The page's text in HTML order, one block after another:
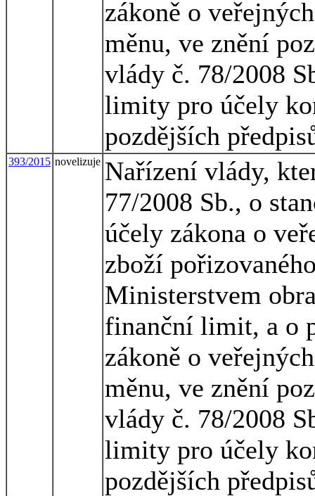
zákoně o
měnu, ve znění
vlády č. 78/2008
limity pro účely
pozdějších
393/2015 novelizuje Nařízení vlády,
77/2008 Sb., o
účely zákona o
zboží
Ministerstvem
finanční limit, a o
zákoně o
měnu, ve znění
vlády č. 78/2008
limity pro účely
pozdějších